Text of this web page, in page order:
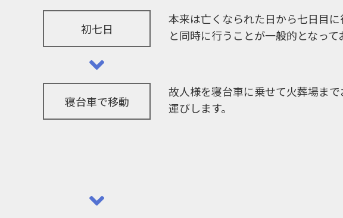
初七日
本来は亡くなられた日から七日目
と同時に行うことが一般的となって
寝台車で移動
故人様を寝台車に乗せて火葬場まで
運びします。